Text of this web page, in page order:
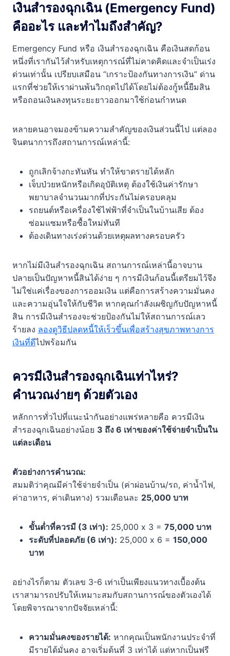
เงินสำรองฉุกเฉิน (Emergency Fund)
คืออะไร และทำไมถึงสำคัญ?
Emergency Fund หรือ เงินสำรองฉุกเฉิน คือเงินสดก้อน
หนึ่งที่เรากันไว้สำหรับเหตุการณ์ที่ไม่คาดคิดและจำเป็นเร่ง
ด่วนเท่านั้น เปรียบเสมือน “เกราะป้องกันทางการเงิน” ด่าน
แรกที่ช่วยให้เราผ่านพ้นวิกฤตไปได้โดยไม่ต้องกู้หนี้ยืมสิน
หรือถอนเงินลงทุนระยะยาวออกมาใช้ก่อนกำหนด
หลายคนอาจมองข้ามความสำคัญของเงินส่วนนี้ไป แต่ลอง
จินตนาการถึงสถานการณ์เหล่านี้:
ถูกเลิกจ้างกะทันหัน ทำให้ขาดรายได้หลัก
เจ็บป่วยหนักหรือเกิดอุบัติเหตุ ต้องใช้เงินค่ารักษา
พยาบาลจำนวนมากที่ประกันไม่ครอบคลุม
รถยนต์หรือเครื่องใช้ไฟฟ้าที่จำเป็นในบ้านเสีย ต้อง
ซ่อมแซมหรือซื้อใหม่ทันที
ต้องเดินทางเร่งด่วนด้วยเหตุผลทางครอบครัว
หากไม่มีเงินสำรองฉุกเฉิน สถานการณ์เหล่านี้อาจบาน
ปลายเป็นปัญหาหนี้สินได้ง่าย ๆ การมีเงินก้อนนี้เตรียมไว้จึง
ไม่ใช่แค่เรื่องของการออมเงิน แต่คือการสร้างความมั่นคง
และความอุ่นใจให้กับชีวิต หากคุณกำลังเผชิญกับปัญหาหนี้
สิน การมีเงินสำรองจะช่วยป้องกันไม่ให้สถานการณ์เลว
ร้ายลง ลองดูวิธีปลดหนี้ให้เร็วขึ้นเพื่อสร้างสุขภาพทางการ
เงินที่ดีไปพร้อมกัน
ควรมีเงินสำรองฉุกเฉินเท่าไหร่?
คำนวณง่ายๆ ด้วยตัวเอง
หลักการทั่วไปที่แนะนำกันอย่างแพร่หลายคือ ควรมีเงิน
สำรองฉุกเฉินอย่างน้อย 3 ถึง 6 เท่าของค่าใช้จ่ายจำเป็นใน
แต่ละเดือน
ตัวอย่างการคำนวณ:
สมมติว่าคุณมีค่าใช้จ่ายจำเป็น (ค่าผ่อนบ้าน/รถ, ค่าน้ำไฟ,
ค่าอาหาร, ค่าเดินทาง) รวมเดือนละ 25,000 บาท
ขั้นต่ำที่ควรมี (3 เท่า): 25,000 x 3 = 75,000 บาท
ระดับที่ปลอดภัย (6 เท่า): 25,000 x 6 = 150,000
บาท
อย่างไรก็ตาม ตัวเลข 3-6 เท่าเป็นเพียงแนวทางเบื้องต้น
เราสามารถปรับให้เหมาะสมกับสถานการณ์ของตัวเองได้
โดยพิจารณาจากปัจจัยเหล่านี้:
ความมั่นคงของรายได้: หากคุณเป็นพนักงานประจำที่
มีรายได้มั่นคง อาจเริ่มต้นที่ 3 เท่าได้ แต่หากเป็นฟรี